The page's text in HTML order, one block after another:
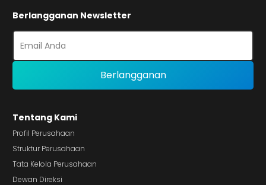
Berlangganan Newsletter
Tentang Kami
Profil Perusahaan
Struktur Perusahaan
Tata Kelola Perusahaan
Dewan Direksi